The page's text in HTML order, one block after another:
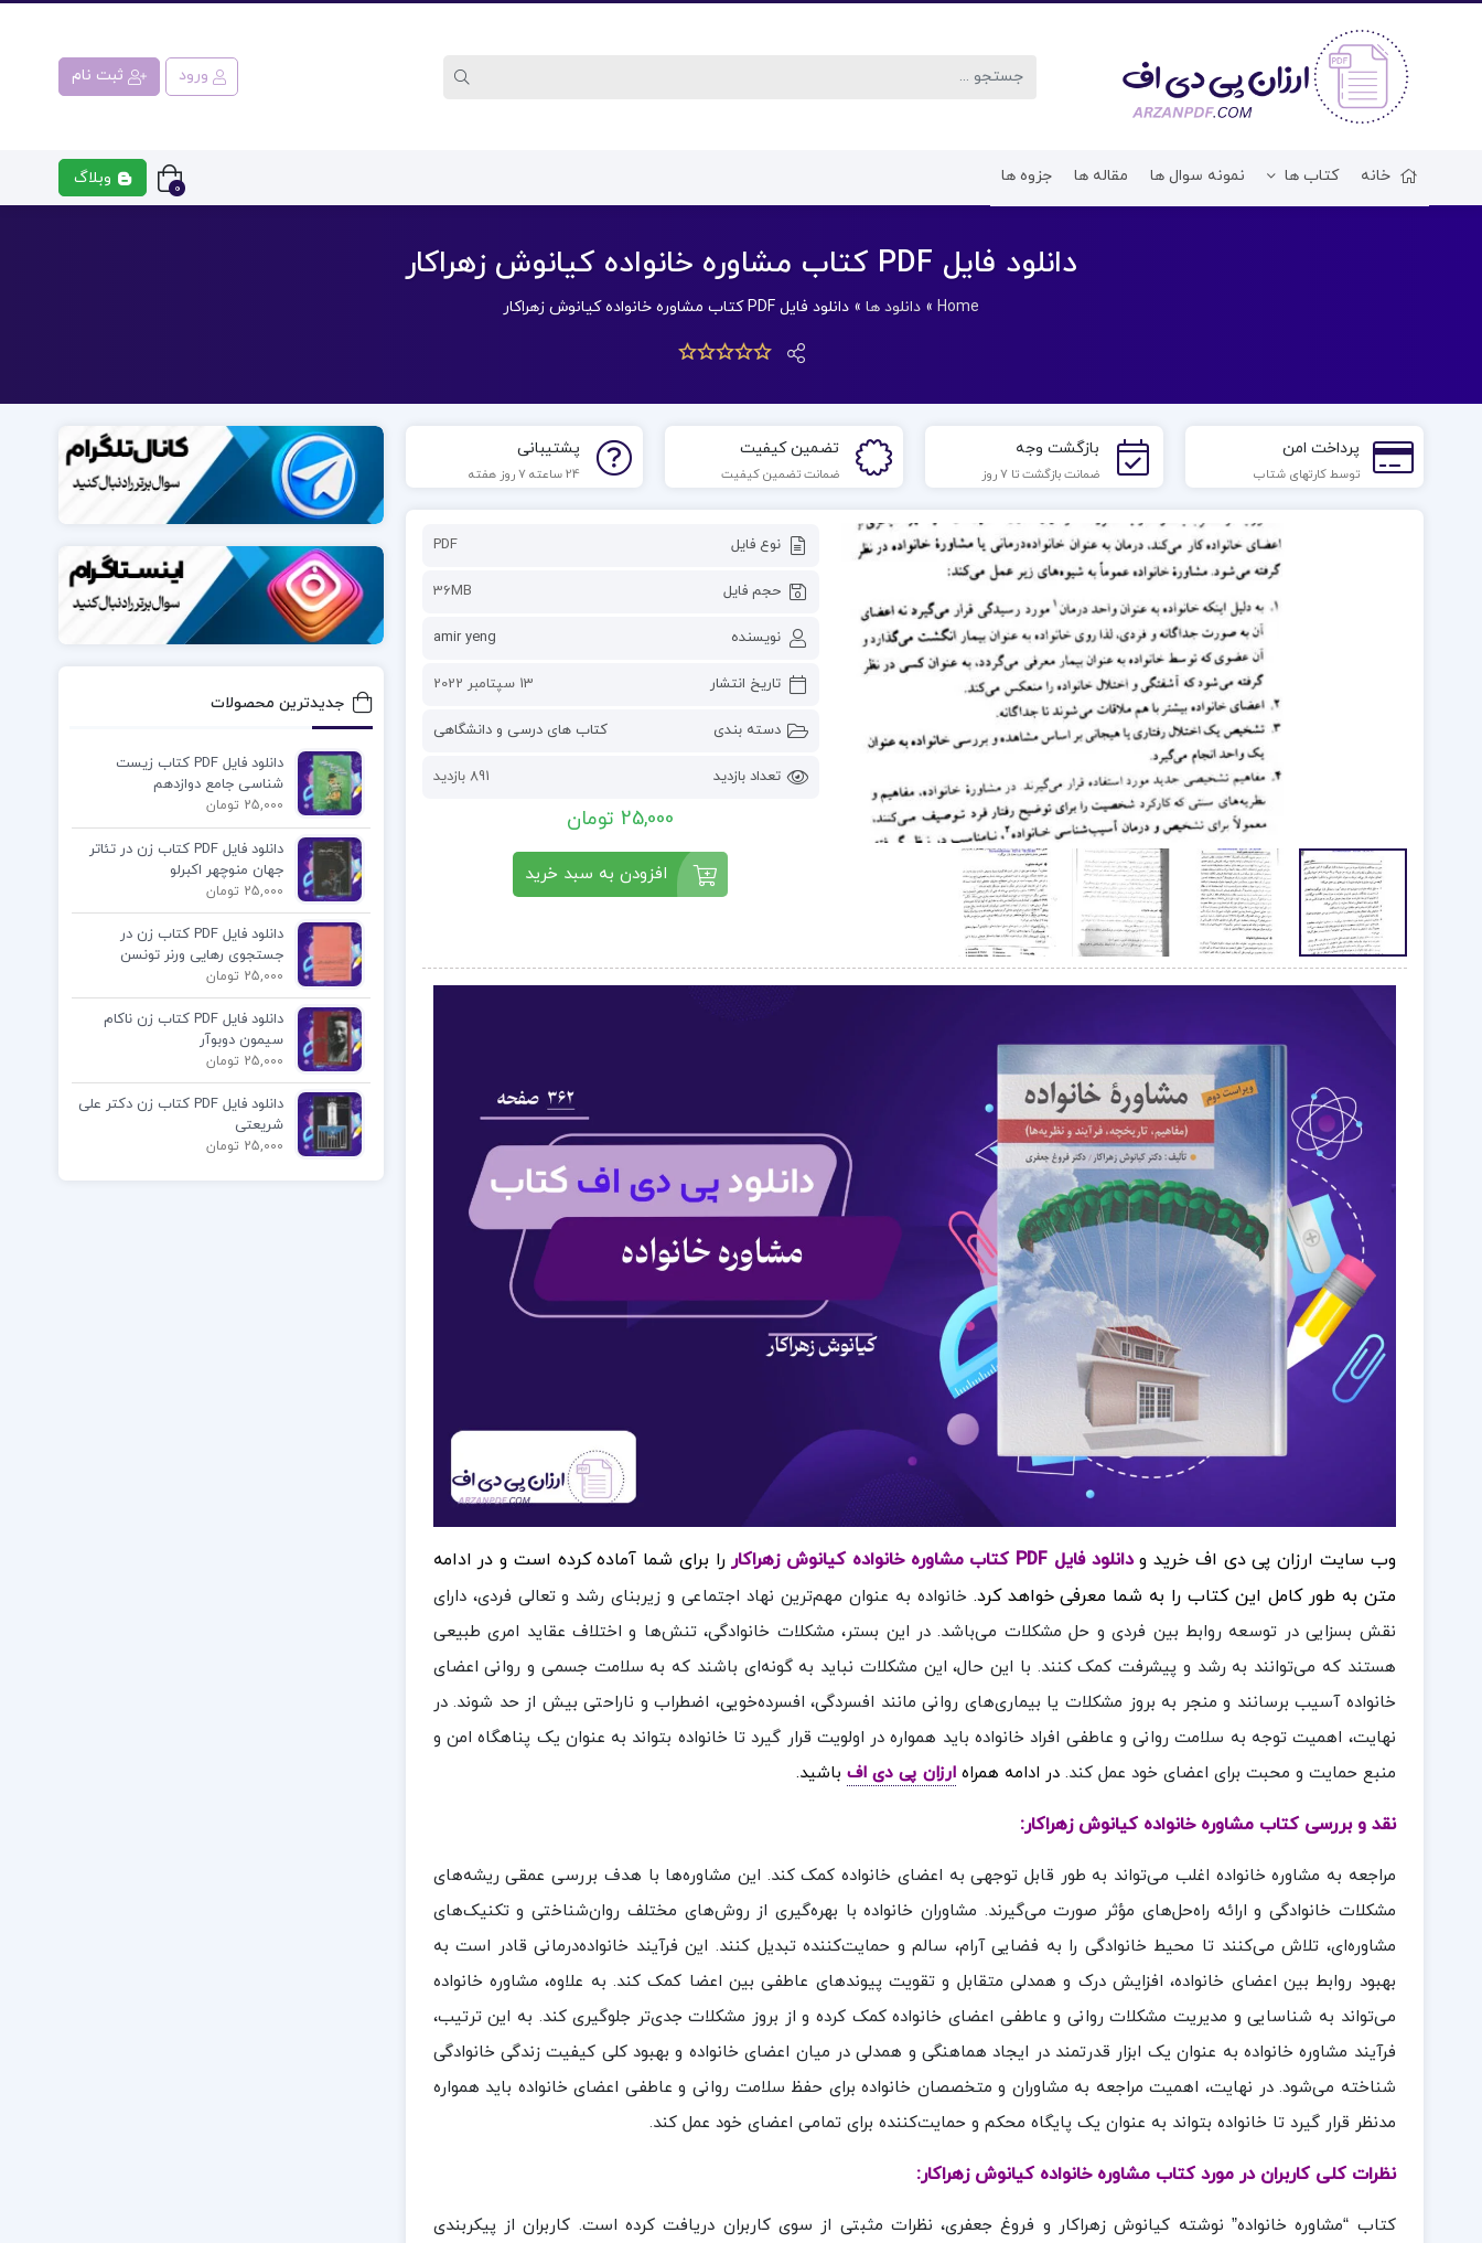
ورود ثبت نام
خانه کتاب ها نمونه سوال ها مقاله ها جزوه ها
0 وبلاگ
دانلود فایل PDF کتاب مشاوره خانواده کیانوش زهراکار
Home
» دانلود ها » دانلود فایل PDF کتاب مشاوره خانواده کیانوش زهراکار
پرداخت امن
توسط کارتهای شتاب
بازگشت وجه
ضمانت بازگشت تا 7 روز
تضمین کیفیت
ضمانت تضمین کیفیت
پشتیبانی
24 ساعته 7 روز هفته
نوع فایل PDF
حجم فایل 36MB
نویسنده amir yeng
تاریخ انتشار 13 سپتامبر 2022
دسته بندی کتاب های درسی و دانشگاهی
تعداد بازدید 891 بازدید
25,000 تومان
افزودن به سبد خرید
وب سایت ارزان پی دی اف خرید ودانلود فایل PDF کتاب مشاوره خانواده کیانوش زهراکار
را برای شما آماده کرده است و در ادامه
متن به طور کامل این کتاب را به شما معرفی خواهد کرد. خانواده به عنوان مهم‌ترین نهاد اجتماعی و زیربنای رشد و تعالی فردی، دارای
نقش بسزایی در توسعه روابط بین فردی و حل مشکلات می‌باشد. در این بستر، مشکلات خانوادگی، تنش‌ها و اختلاف عقاید امری طبیعی
هستند که می‌توانند به رشد و پیشرفت کمک کنند. با این حال، این مشکلات نباید به گونه‌ای باشند که به سلامت جسمی و روانی اعضای
خانواده آسیب برسانند و منجر به بروز مشکلات یا بیماری‌های روانی مانند افسردگی، افسرده‌خویی، اضطراب و ناراحتی بیش از حد شوند. در
نهایت، اهمیت توجه به سلامت روانی و عاطفی افراد خانواده باید همواره در اولویت قرار گیرد تا خانواده بتواند به عنوان یک پناهگاه امن و
منبع حمایت و محبت برای اعضای خود عمل کند.در ادامه همراهارزان پی دی اف باشید.
نقد و بررسی کتاب مشاوره خانواده کیانوش زهراکار:
مراجعه به مشاوره خانواده اغلب می‌تواند به طور قابل توجهی به اعضای خانواده کمک کند. این مشاوره‌ها با هدف بررسی عمقی ریشه‌های
مشکلات خانوادگی و ارائه راه‌حل‌های مؤثر صورت می‌گیرند. مشاوران خانواده با بهره‌گیری از روش‌های مختلف روان‌شناختی و تکنیک‌های
مشاوره‌ای، تلاش می‌کنند تا محیط خانوادگی را به فضایی آرام، سالم و حمایت‌کننده تبدیل کنند. این فرآیند خانواده‌درمانی قادر است به
بهبود روابط بین اعضای خانواده، افزایش درک و همدلی متقابل و تقویت پیوندهای عاطفی بین اعضا کمک کند. به علاوه، مشاوره خانواده
می‌تواند به شناسایی و مدیریت مشکلات روانی و عاطفی اعضای خانواده کمک کرده و از بروز مشکلات جدی‌تر جلوگیری کند. به این ترتیب،
فرآیند مشاوره خانواده به عنوان یک ابزار قدرتمند در ایجاد هماهنگی و همدلی در میان اعضای خانواده و بهبود کلی کیفیت زندگی خانوادگی
شناخته می‌شود. در نهایت، اهمیت مراجعه به مشاوران و متخصصان خانواده برای حفظ سلامت روانی و عاطفی اعضای خانواده باید همواره
مدنظر قرار گیرد تا خانواده بتواند به عنوان یک پایگاه محکم و حمایت‌کننده برای تمامی اعضای خود عمل کند.
نظرات کلی کاربران در مورد کتاب مشاوره خانواده کیانوش زهراکار:
کتاب “مشاوره خانواده” نوشته کیانوش زهراکار و فروغ جعفری، نظرات مثبتی از سوی کاربران دریافت کرده است. کاربران از پیکربندی
جدیدترین محصولات
دانلود فایل PDF کتاب زیست
شناسی جامع دوازدهم
25,000 تومان
دانلود فایل PDF کتاب زن در تئاتر
جهان منوچهر اکبرلو
25,000 تومان
دانلود فایل PDF کتاب زن در
جستجوی رهایی ورنر تونسن
25,000 تومان
دانلود فایل PDF کتاب زن ناکام
سیمون دوبوآر
25,000 تومان
دانلود فایل PDF کتاب زن دکتر علی
شریعتی
25,000 تومان